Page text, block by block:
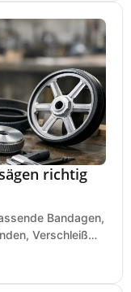
richtig
Bandagen,
Verschleiß